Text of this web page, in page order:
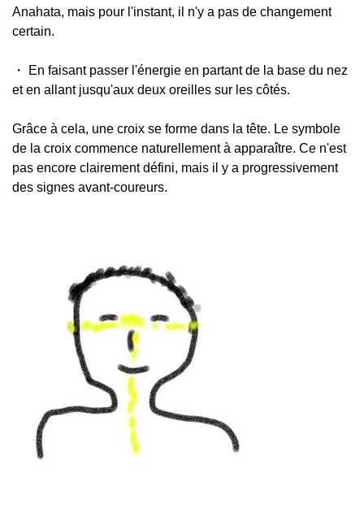
Anahata, mais pour l'instant, il n'y a pas de changement
certain.
・ En faisant passer l'énergie en partant de la base du nez
et en allant jusqu'aux deux oreilles sur les côtés.
Grâce à cela, une croix se forme dans la tête. Le symbole
de la croix commence naturellement à apparaître. Ce n'est
pas encore clairement défini, mais il y a progressivement
des signes avant-coureurs.